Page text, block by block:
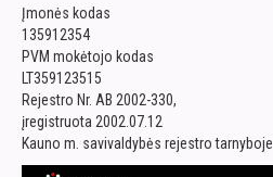
Įmonės kodas
135912354
PVM mokėtojo kodas
LT359123515
Rejestro Nr. AB 2002-330,
įregistruota 2002.07.12
Kauno m. savivaldybės rejestro tarnyboje